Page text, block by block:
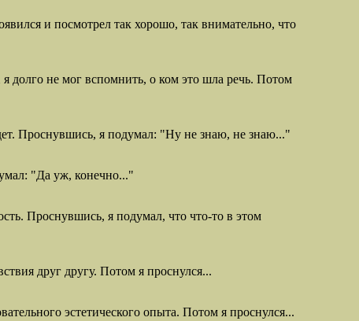
и посмотрел так хорошо, так внимательно, что
долго не мог вспомнить, о ком это шла речь. Потом
Проснувшись, я подумал: "Ну не знаю, не знаю..."
"Да уж, конечно..."
Проснувшись, я подумал, что что-то в этом
друг другу. Потом я проснулся...
эстетического опыта. Потом я проснулся...